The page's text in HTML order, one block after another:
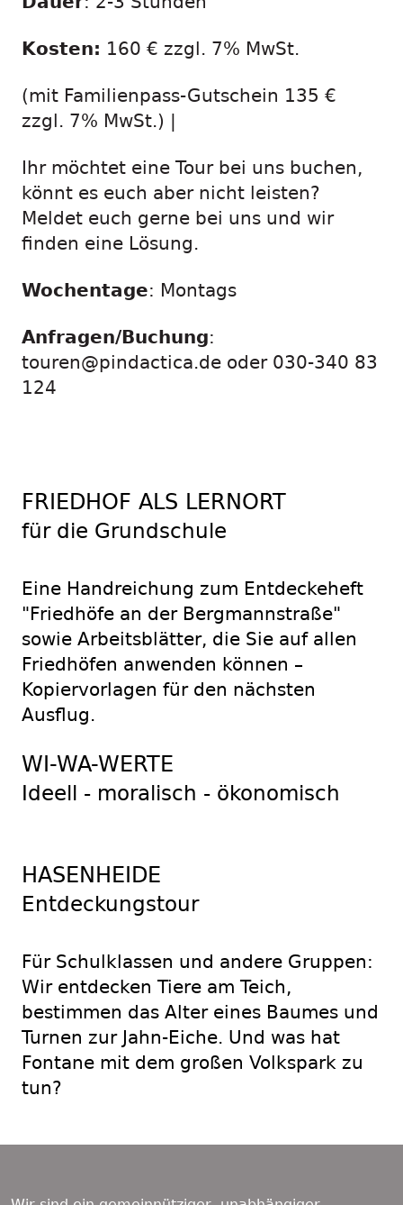
Kosten: 160 € zzgl. 7% MwSt.
(mit Familienpass-Gutschein 135 €
zzgl. 7% MwSt.) |
Ihr möchtet eine Tour bei uns buchen,
könnt es euch aber nicht leisten?
Meldet euch gerne bei uns und wir
finden eine Lösung.
Wochentage: Montags
Anfragen/Buchung:
touren@pindactica.de oder 030-340 83
124
FRIEDHOF ALS LERNORT
für die Grundschule
Eine Handreichung zum Entdeckeheft
"Friedhöfe an der Bergmannstraße"
sowie Arbeitsblätter, die Sie auf allen
Friedhöfen anwenden können –
Kopiervorlagen für den nächsten
Ausflug.
WI-WA-WERTE
Ideell - moralisch - ökonomisch
HASENHEIDE
Entdeckungstour
Für Schulklassen und andere Gruppen:
Wir entdecken Tiere am Teich,
bestimmen das Alter eines Baumes und
Turnen zur Jahn-Eiche. Und was hat
Fontane mit dem großen Volkspark zu
tun?